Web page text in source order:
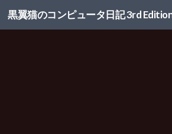
コンテンツへスキップ
黒翼猫のコンピュータ日記 3rd